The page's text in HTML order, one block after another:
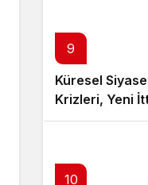
9
Küresel
Krizleri, Yeni
Tasarısı
10